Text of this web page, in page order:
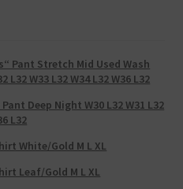
Pant Stretch Mid Used Wash
L32 W33 L32 W34 L32 W36 L32
Deep Night W30 L32 W31 L32
L32
White/Gold M L XL
Leaf/Gold M L XL